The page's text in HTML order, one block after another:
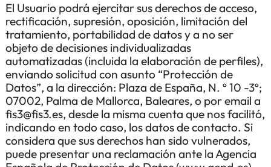
El Usuario podrá ejercitar sus derechos de acceso,
rectificación, supresión, oposición, limitación del
tratamiento, portabilidad de datos y a no ser
objeto de decisiones individualizadas
automatizadas (incluida la elaboración de perfiles),
enviando solicitud con asunto “Protección de
Datos”, a la dirección: Plaza de España, N. º 10 -3º;
07002, Palma de Mallorca, Baleares, o por email a
fis3@fis3.es, desde la misma cuenta que nos facilitó,
indicando en todo caso, los datos de contacto. Si
considera que sus derechos han sido vulnerados,
puede presentar una reclamación ante la Agencia